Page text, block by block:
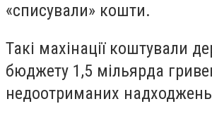
«списували» кошти.
Такі махінації коштували
бюджету 1,5 мільярда
недоотриманих